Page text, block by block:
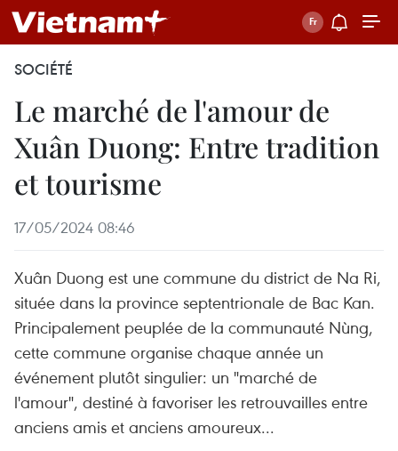
SOCIÉTÉ
Le marché de l'amour de
Xuân Duong: Entre tradition
et tourisme
17/05/2024 08:46
Xuân Duong est une commune du district de Na Ri,
située dans la province septentrionale de Bac Kan.
Principalement peuplée de la communauté Nùng,
cette commune organise chaque année un
événement plutôt singulier: un "marché de
l'amour", destiné à favoriser les retrouvailles entre
anciens amis et anciens amoureux...